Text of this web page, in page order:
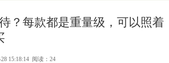
？每款都是重量级，可以照着
15:18:14 阅读：24